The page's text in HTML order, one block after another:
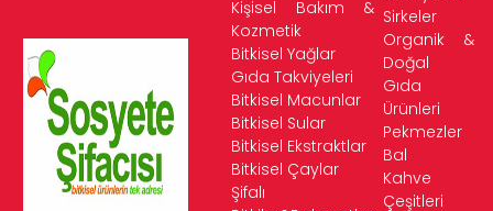
Kişisel Bakım &
Kozmetik
Bitkisel Yağlar
Gıda Takviyeleri
Bitkisel Macunlar
Bitkisel Sular
Bitkisel Ekstraktlar
Bitkisel Çaylar
Şifalı
Sirkeler
Organik &
Doğal
Gıda
Ürünleri
Pekmezler
Bal
Kahve
Çeşitleri